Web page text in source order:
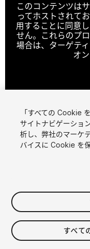
このコンテンツは
ってホストされて
用することに同意
せん。これらのプ
場合は、ターゲテ
オ
$9.99
シート 1
「すべての Cookie
サイトナビゲーショ
析し、弊社のマーケ
バイスに Cookie を
すべて